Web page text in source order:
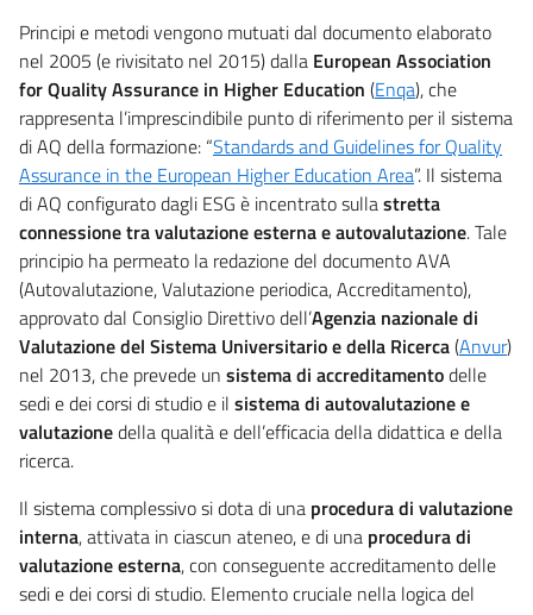
Principi e metodi vengono mutuati dal documento elaborato
nel 2005 (e rivisitato nel 2015) dalla European Association
for Quality Assurance in Higher Education (Enqa), che
rappresenta l’imprescindibile punto di riferimento per il sistema
di AQ della formazione: “Standards and Guidelines for Quality
Assurance in the European Higher Education Area”. Il sistema
di AQ configurato dagli ESG è incentrato sullastretta
connessione tra valutazione esterna e autovalutazione. Tale
principio ha permeato la redazione del documento AVA
(Autovalutazione, Valutazione periodica, Accreditamento),
approvato dal Consiglio Direttivo dell’Agenzia nazionale di
Valutazione del Sistema Universitario e della Ricerca(Anvur)
nel 2013, che prevede un sistema di accreditamentodelle
sedi e dei corsi di studio e il sistema di autovalutazione e
valutazionedella qualità e dell’efficacia della didattica e della
ricerca.
Il sistema complessivo si dota di una procedura di valutazione
interna, attivata in ciascun ateneo, e di una procedura di
valutazione esterna, con conseguente accreditamento delle
sedi e dei corsi di studio. Elemento cruciale nella logica del